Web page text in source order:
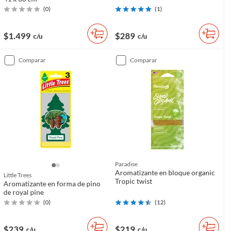
(0)
$1.499 c/u
(1)
$289 c/u
comparar
Little Trees
Aromatizante en forma de pino
de royal pine
(0)
c/u
comparar
Paradise
Aromatizante en bloque organic
Tropic twist
(12)
c/u